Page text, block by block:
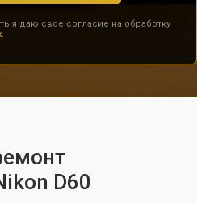
я даю свое согласие на обработку
D60